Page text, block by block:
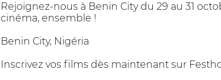
Rejoignez-nous à Benin City du 29 au 31
cinéma, ensemble !
Benin City, Nigéria
Inscrivez vos films dès maintenant sur